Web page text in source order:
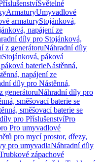
Světelné
ArmaturyUmyvadlové
armaturyStojánková,
napájení ze
díly pro Stojánková,
z generátoruNáhradní díly
Stojánková, páková
baterieNástěnná,
napájení ze
díly pro Nástěnná,
generátoruNáhradní díly pro
směšovací baterie se
směšovací baterie se
pro PříslušenstvíPro
Pro umyvadlové
pro mycí prostor, dřezy,
pro umyvadlaNáhradní díly
zápachové